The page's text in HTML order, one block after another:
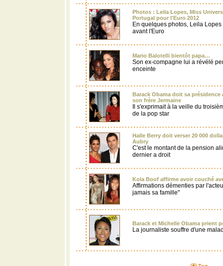
Photos : Leila Lopes, Miss
Portugal pour l'Euro 2012
En quelques photos, Leila
avant l'Euro
Mario Balotelli bientôt papa…
Son ex-compagne lui a révélé
enceinte
Barack Obama doit sa présidence
son frère Jermaine
Il s'exprimait à la veille du
de la pop star
Halle Berry doit verser 20 000
Aubry
C'est le montant de la pension
dernier a droit
Kola Boof affirme avoir couché
Affirmations démenties par
jamais sa famille"
Barack et Michelle Obama prient
La journaliste souffre d'une